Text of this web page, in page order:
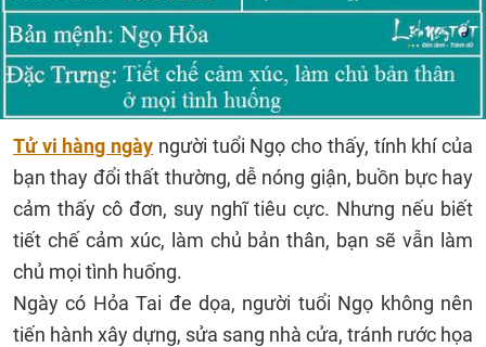
Tử vi hàng ngày người tuổi Ngọ cho thấy, tính khí của
bạn thay đổi thất thường, dễ nóng giận, buồn bực hay
cảm thấy cô đơn, suy nghĩ tiêu cực. Nhưng nếu biết
tiết chế cảm xúc, làm chủ bản thân, bạn sẽ vẫn làm
chủ mọi tình huống.
Ngày có Hỏa Tai đe dọa, người tuổi Ngọ không nên
tiến hành xây dựng, sửa sang nhà cửa, tránh rước họa